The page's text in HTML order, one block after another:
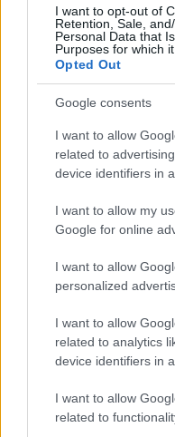
I want to opt-out of
Retention, Sale,
Personal Data that
Purposes for which
Opted Out
Google consents
I want to allow
related to
device identifiers in
I want to allow my
Google for online
I want to allow
personalized
I want to allow
related to analytics
device identifiers in
I want to allow
related to
pressure due to a
infections in elderly
sotto pressione per
nelle case per
e politica non lo
giudiziarioche si
articolo val la pena
differenze del
approccio nella lotta
che vorrebbero
svedese in Italia, ad
la Svezia con
superficie (pur
milioni e 230 mila
superficie di